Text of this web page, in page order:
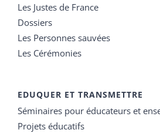
Les Justes de France
Dossiers
Les Personnes sauvées
Les Cérémonies
EDUQUER ET TRANSMETTRE
Séminaires pour éducateurs et
Projets éducatifs